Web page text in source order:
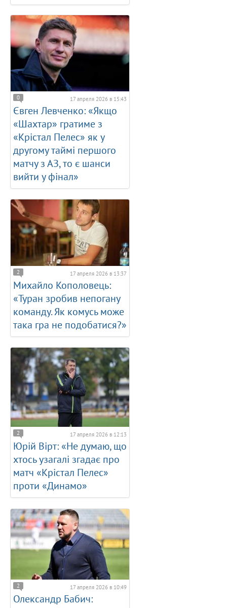
0 17 апреля 2026 в 15:43
Євген Левченко: «Якщо
«Шахтар» гратиме з
«Крістал Пелес» як у
другому таймі першого
матчу з АЗ, то є шанси
вийти у фінал»
2 17 апреля 2026 в 13:37
Михайло Кополовець:
«Туран зробив непогану
команду. Як комусь може
така гра не подобатися?»
2 17 апреля 2026 в 12:13
Юрій Вірт: «Не думаю, що
хтось узагалі згадає про
матч «Крістал Пелес»
проти «Динамо»
2 17 апреля 2026 в 10:49
Олександр Бабич: